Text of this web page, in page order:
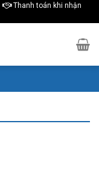
Thanh toán khi nhận